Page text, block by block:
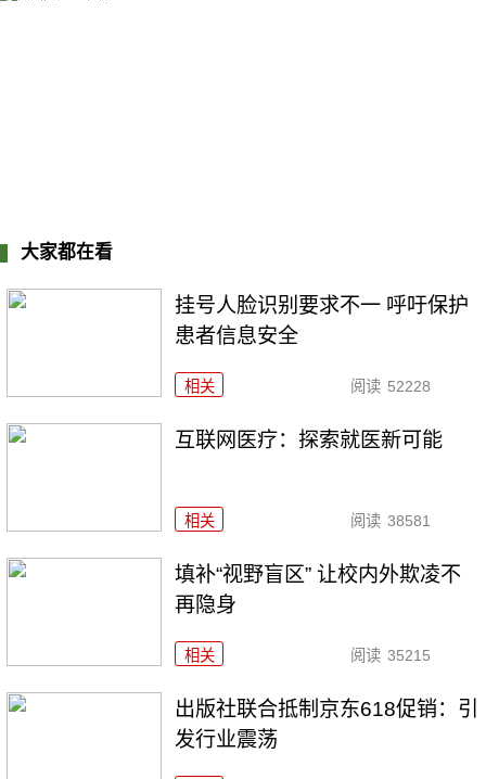
大家都在看
挂号人脸识别要求不一 呼吁保护
患者信息安全
相关 阅读 52228
互联网医疗：探索就医新可能
相关 阅读 38581
填补“视野盲区” 让校内外欺凌不
再隐身
相关 阅读 35215
出版社联合抵制京东618促销：引
发行业震荡